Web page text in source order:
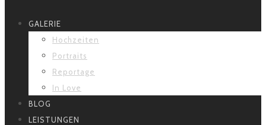
GALERIE
Hochzeiten
Portraits
Reportage
In Love
BLOG
LEISTUNGEN